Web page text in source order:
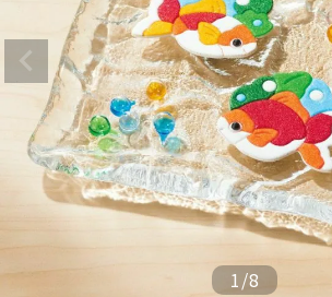
新着商品
診断チャート
ジャンルで選ぶ
レビューを見る
コーポレートサイト
実店舗案内
1/8